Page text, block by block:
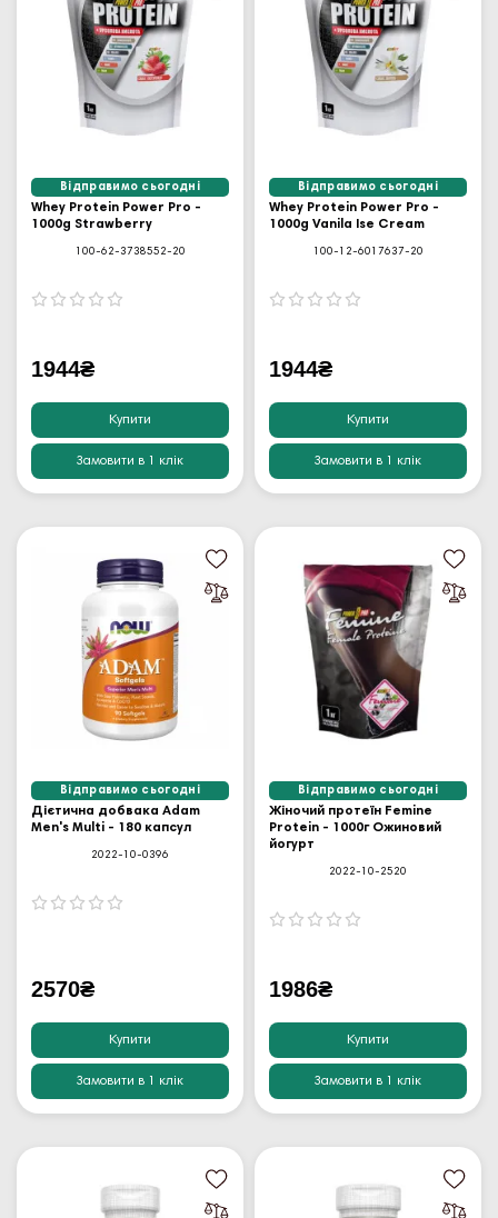
Відправимо сьогодні
Whey Protein Power Pro -
1000g Strawberry
100-62-3738552-20
1944₴
Купити
Замовити в 1 клік
Відправимо сьогодні
Whey Protein Power Pro -
1000g Vanila Ise Cream
100-12-6017637-20
1944₴
Купити
Замовити в 1 клік
Відправимо сьогодні
Дієтична добвака Adam
Men's Multi - 180 капсул
2022-10-0396
2570₴
Купити
Замовити в 1 клік
Відправимо сьогодні
Жіночий протеїн Femine
Protein - 1000г Ожиновий
йогурт
2022-10-2520
1986₴
Купити
Замовити в 1 клік